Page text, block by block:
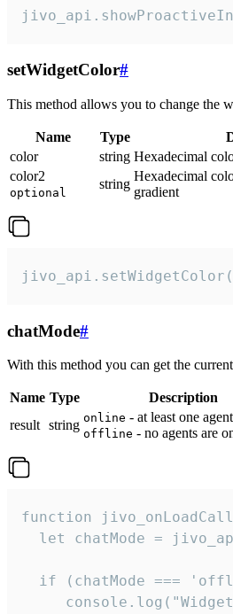
setWidgetColor#
This method allows you to change the
Name Type
color
string Hexadecimal
color2
optional
string
Hexadecimal
gradient
chatMode#
With this method you can get the
Name Type
Description
result string online - at least one
offline - no agents are
function
let chatMode =
if (chatMode ===